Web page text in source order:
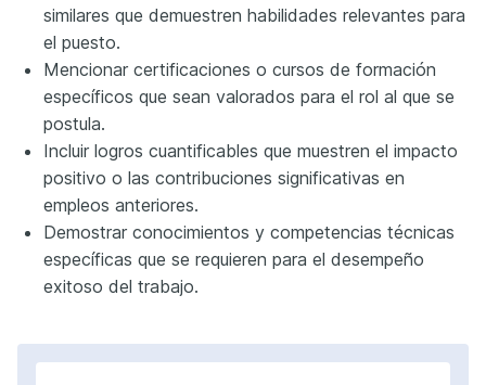
similares que demuestren habilidades relevantes para
el puesto.
Mencionar certificaciones o cursos de formación
específicos que sean valorados para el rol al que se
postula.
Incluir logros cuantificables que muestren el impacto
positivo o las contribuciones significativas en
empleos anteriores.
Demostrar conocimientos y competencias técnicas
específicas que se requieren para el desempeño
exitoso del trabajo.